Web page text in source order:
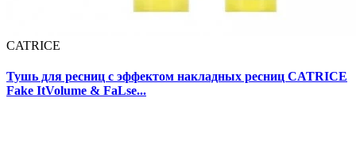
CATRICE
Тушь для ресниц с эффектом накладных ресниц CATRICE
Fake ItVolume & FaLse...